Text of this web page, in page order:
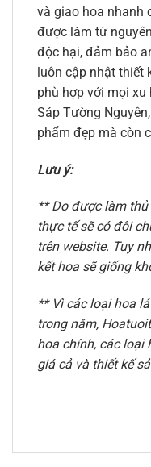
và giao hoa nhanh
được làm từ
độc hại, đảm bảo
luôn cập nhật thiết
phù hợp với mọi xu
Sáp Tường
phẩm đẹp mà còn
Lưu ý:
** Do được làm
thực tế sẽ có đôi
trên website. Tuy
kết hoa sẽ giống
** Vì các loại hoa
trong năm,
hoa chính, các loại
giá cả và thiết kế